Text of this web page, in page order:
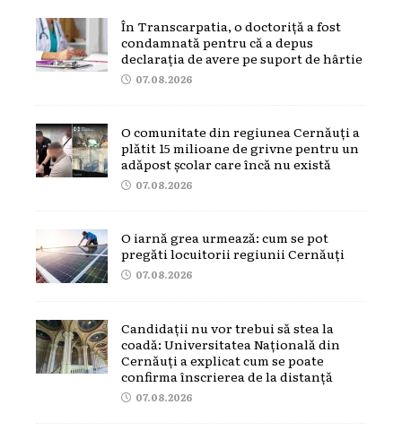
În Transcarpatia, o doctoriță a fost
condamnată pentru că a depus
declarația de avere pe suport de hârtie
07.08.2026
O comunitate din regiunea Cernăuți a
plătit 15 milioane de grivne pentru un
adăpost școlar care încă nu există
07.08.2026
O iarnă grea urmează: cum se pot
pregăti locuitorii regiunii Cernăuți
07.08.2026
Candidații nu vor trebui să stea la
coadă: Universitatea Națională din
Cernăuți a explicat cum se poate
confirma înscrierea de la distanță
07.08.2026